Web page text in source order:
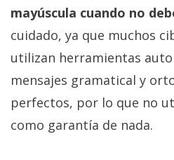
mayúscula cuando no
cuidado, ya que muchos
utilizan herramientas
mensajes gramatical y
perfectos, por lo que no
como garantía de nada.